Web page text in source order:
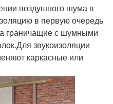
воздушного шума в
в первую очередь
граничащие с шумными
звукоизоляции
каркасные или